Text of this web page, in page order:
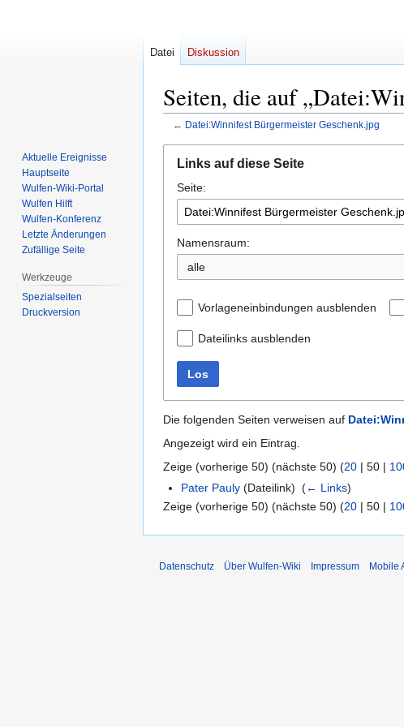
Seiten, die auf
← Datei:Winnifest Bürgermeister Geschenk.jpg
Navigation
springen
Suche
springen
Links auf diese Seite
Seite:
Namensraum:
Vorlageneinbindungen ausblenden
Dateilinks ausblenden
Los
Die folgenden Seiten verweisen auf
Angezeigt wird ein Eintrag.
Zeige (vorherige 50) (nächste 50) (20 | 50 |
Pater Pauly (Dateilink) ‎(← Links)
Zeige (vorherige 50) (nächste 50) (20 | 50 |
Datei Diskussion
Aktuelle Ereignisse
Hauptseite
Wulfen-Wiki-Portal
Wulfen Hilft
Wulfen-Konferenz
Letzte Änderungen
Zufällige Seite
Werkzeuge
Spezialseiten
Druckversion
Datenschutz Über Wulfen-Wiki Impressum Mobile